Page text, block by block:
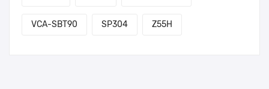
VCA-SBT90 SP304 Z55H